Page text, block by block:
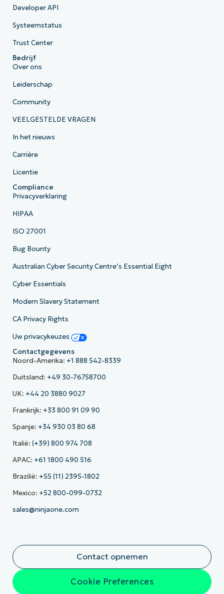
Developer API
Systeemstatus
Trust Center
Bedrijf
Over ons
Leiderschap
Community
VEELGESTELDE VRAGEN
In het nieuws
Carrière
Licentie
Compliance
Privacyverklaring
HIPAA
ISO 27001
Bug Bounty
Australian Cyber Security Centre’s Essential Eight
Cyber Essentials
Modern Slavery Statement
CA Privacy Rights
Uw privacykeuzes
Contactgegevens
Noord-Amerika: +1 888 542-8339
Duitsland: +49 30-76758700
UK: +44 20 3880 9027
Frankrijk: +33 800 91 09 90
Spanje: +34 930 03 80 68
Italië: (+39) 800 974 708
APAC: +61 1800 490 516
Brazilië: +55 (11) 2395-1802
Mexico: +52 800-099-0732
sales@ninjaone.com
Contact opnemen
Cookie Preferences